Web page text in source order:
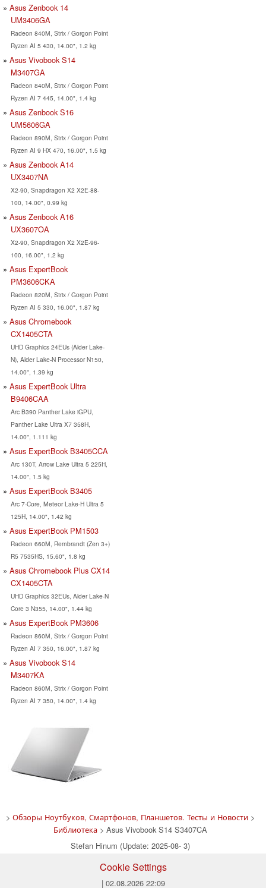
Asus Zenbook 14
UM3406GA
Radeon 840M, Strix / Gorgon Point
Ryzen AI 5 430, 14.00", 1.2 kg
Asus Vivobook S14
M3407GA
Radeon 840M, Strix / Gorgon Point
Ryzen AI 7 445, 14.00", 1.4 kg
Asus Zenbook S16
UM5606GA
Radeon 890M, Strix / Gorgon Point
Ryzen AI 9 HX 470, 16.00", 1.5 kg
Asus Zenbook A14
UX3407NA
X2-90, Snapdragon X2 X2E-88-
100, 14.00", 0.99 kg
Asus Zenbook A16
UX3607OA
X2-90, Snapdragon X2 X2E-96-
100, 16.00", 1.2 kg
Asus ExpertBook
PM3606CKA
Radeon 820M, Strix / Gorgon Point
Ryzen AI 5 330, 16.00", 1.87 kg
Asus Chromebook
CX1405CTA
UHD Graphics 24EUs (Alder Lake-
N), Alder Lake-N Processor N150,
14.00", 1.39 kg
Asus ExpertBook Ultra
B9406CAA
Arc B390 Panther Lake iGPU,
Panther Lake Ultra X7 358H,
14.00", 1.111 kg
Asus ExpertBook B3405CCA
Arc 130T, Arrow Lake Ultra 5 225H,
14.00", 1.5 kg
Asus ExpertBook B3405
Arc 7-Core, Meteor Lake-H Ultra 5
125H, 14.00", 1.42 kg
Asus ExpertBook PM1503
Radeon 660M, Rembrandt (Zen 3+)
R5 7535HS, 15.60", 1.8 kg
Asus Chromebook Plus CX14
CX1405CTA
UHD Graphics 32EUs, Alder Lake-N
Core 3 N355, 14.00", 1.44 kg
Asus ExpertBook PM3606
Radeon 860M, Strix / Gorgon Point
Ryzen AI 7 350, 16.00", 1.87 kg
Asus Vivobook S14
M3407KA
Radeon 860M, Strix / Gorgon Point
Ryzen AI 7 350, 14.00", 1.4 kg
> Обзоры Ноутбуков, Смартфонов, Планшетов. Тесты и Новости>
Библиотека> Asus Vivobook S14 S3407CA
Stefan Hinum (Update: 2025-08- 3)
Cookie Settings
| 02.08.2026 22:09